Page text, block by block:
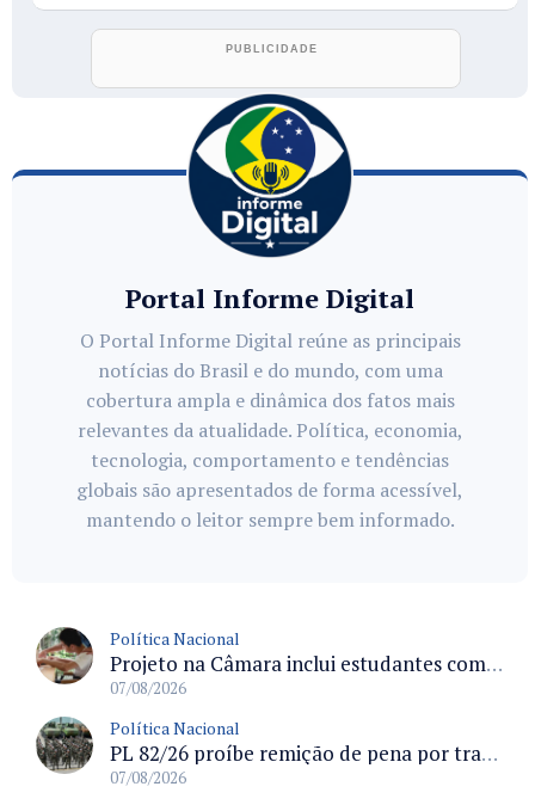
Portal Informe Digital
O Portal Informe Digital reúne as principais
notícias do Brasil e do mundo, com uma
cobertura ampla e dinâmica dos fatos mais
relevantes da atualidade. Política, economia,
tecnologia, comportamento e tendências
globais são apresentados de forma acessível,
mantendo o leitor sempre bem informado.
Política Nacional
Projeto na Câmara inclui estudantes com deficiência no regime escolar especial da LDB e estabelece critérios para frequência
07/08/2026
Política Nacional
PL 82/26 proíbe remição de pena por trabalho em funções militares para condenados por crimes contra o Estado Democrático de Direito
07/08/2026